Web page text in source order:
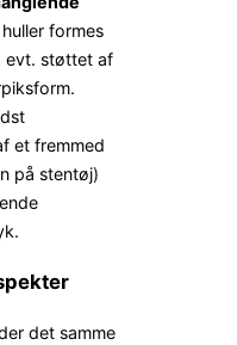
formes
evt. støttet af
et fremmed
på stentøj)
det samme